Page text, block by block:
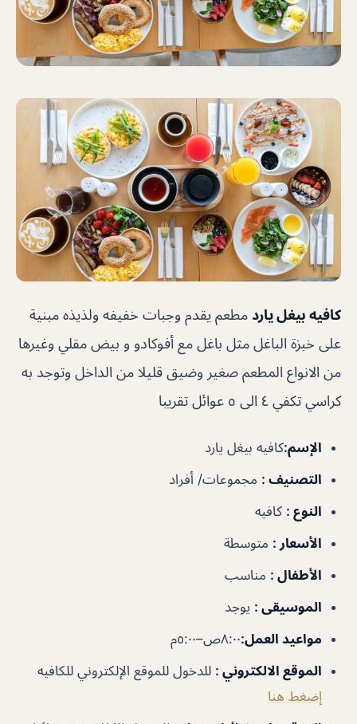
كافيه بيغل يارد مطعم يقدم وجبات خفيفه ولذيذه مبنية
على خبزة الباغل مثل باغل مع أفوكادو و بيض مقلي وغيرها
من الانواع المطعم صغير وضيق قليلا من الداخل وتوجد به
كراسي تكفي ٤ الى ٥ عوائل تقريبا
الإسم:كافيه بيغل يارد
التصنيف : مجموعات/ أفراد
النوع : كافيه
الأسعار : متوسطة
الأطفال : مناسب
الموسيقى : يوجد
مواعيد العمل:٨:٠٠ص–٥:٠٠م
الموقع الالكتروني : للدخول للموقع الإلكتروني للكافيه
إضغط هنا